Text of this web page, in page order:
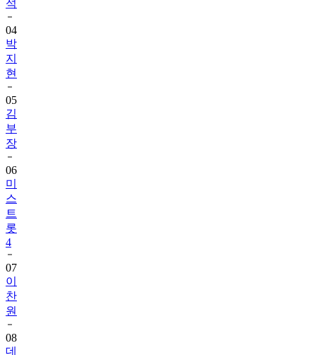
석
04
박
지
현
05
김
부
장
06
미
스
트
롯
4
07
이
찬
원
08
데